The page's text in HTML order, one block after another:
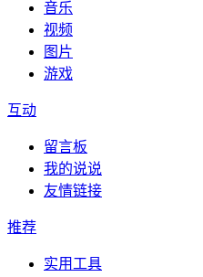
音乐
视频
图片
游戏
互动
留言板
我的说说
友情链接
推荐
实用工具